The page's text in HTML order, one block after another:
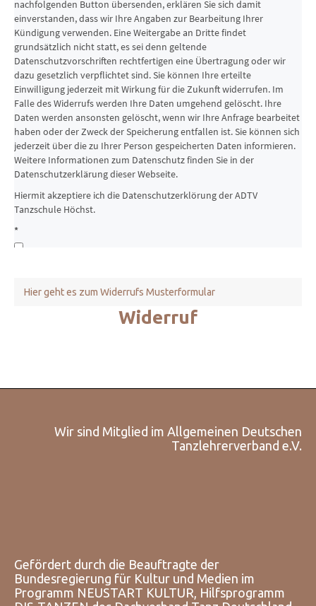
Hier geht es zum Widerrufs Musterformular
Widerruf
Wir sind Mitglied im Allgemeinen Deutschen
Tanzlehrerverband e.V.
Gefördert durch die Beauftragte der
Bundesregierung für Kultur und Medien im
Programm NEUSTART KULTUR, Hilfsprogramm